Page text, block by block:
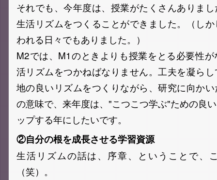
それでも、今年度は、授業がたくさんありま
生活リズムをつくることができました。（し
われる日々でもありました。）
M2では、M1のときよりも授業をとる必要性
活リズムをつかねばなりません。工夫を凝ら
地の良いリズムをつくりながら、研究に向か
の意味で、来年度は、"こつこつ学ぶ"ための良
ップする年にしたいです。
②自分の根を成長させる学習資源
生活リズムの話は、序章、ということで、
（笑）。